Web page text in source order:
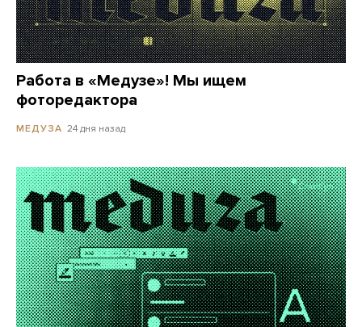
Работа в «Медузе»! Мы ищем
фоторедактора
МЕДУЗА 24 дня назад